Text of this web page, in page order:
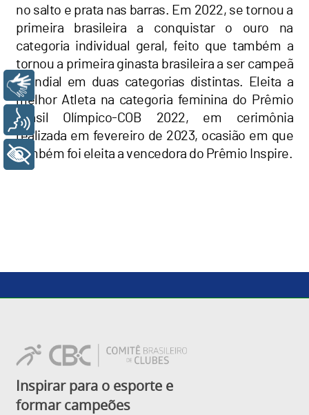
no salto e prata nas barras. Em 2022, se tornou a
primeira brasileira a conquistar o ouro na
categoria individual geral, feito que também a
tornou a primeira ginasta brasileira a ser campeã
mundial em duas categorias distintas. Eleita a
melhor Atleta na categoria feminina do Prêmio
Brasil Olímpico-COB 2022, em cerimônia
realizada em fevereiro de 2023, ocasião em que
também foi eleita a vencedora do Prêmio Inspire.
Inspirar para o esporte e
formar campeões
Libras
Voz
+ Acessibilidade